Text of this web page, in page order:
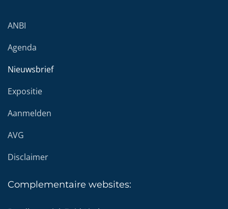
ANBI
Agenda
Nieuwsbrief
Expositie
Aanmelden
AVG
Disclaimer
Complementaire websites: